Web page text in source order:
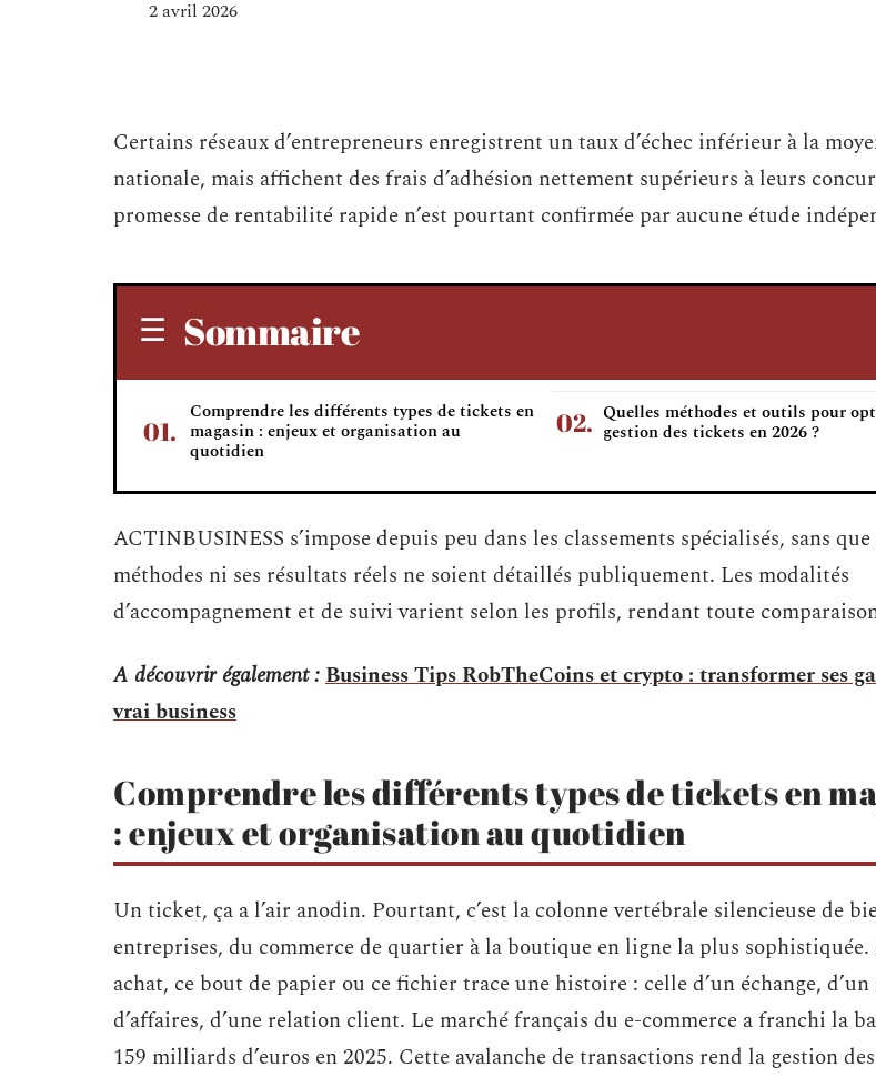
2 avril 2026
Certains réseaux d’entrepreneurs enregistrent un taux d’échec inférieur à la
nationale, mais affichent des frais d’adhésion nettement supérieurs à leurs
promesse de rentabilité rapide n’est pourtant confirmée par aucune étude
Sommaire
Comprendre les différents types de tickets en
magasin : enjeux et organisation au
quotidien
Quelles méthodes et outils pour
gestion des tickets en 2026 ?
ACTINBUSINESS s’impose depuis peu dans les classements spécialisés, sans que
méthodes ni ses résultats réels ne soient détaillés publiquement. Les modalités
d’accompagnement et de suivi varient selon les profils, rendant toute
A découvrir également :Business Tips RobTheCoins et crypto : transformer ses
vrai business
Comprendre les différents types de tickets en
: enjeux et organisation au quotidien
Un ticket, ça a l’air anodin. Pourtant, c’est la colonne vertébrale silencieuse de
entreprises, du commerce de quartier à la boutique en ligne la plus sophistiquée.
achat, ce bout de papier ou ce fichier trace une histoire : celle d’un échange,
d’affaires, d’une relation client. Le marché français du e-commerce a franchi la
159 milliards d’euros en 2025. Cette avalanche de transactions rend la gestion